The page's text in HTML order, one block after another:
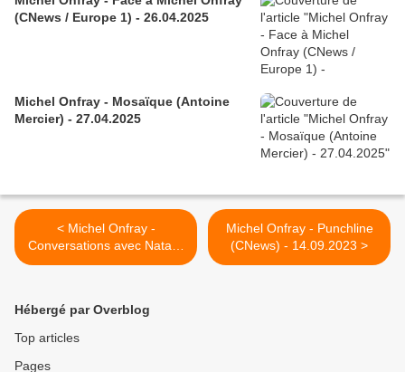
(CNews / Europe 1) - 26.04.2025
Michel Onfray - Mosaïque (Antoine
Mercier) - 27.04.2025
< Michel Onfray -
Conversations avec Natalie
Nagar (i24News) -
Michel Onfray - Punchline
(CNews) - 14.09.2023 >
Hébergé par Overblog
Top articles
Pages